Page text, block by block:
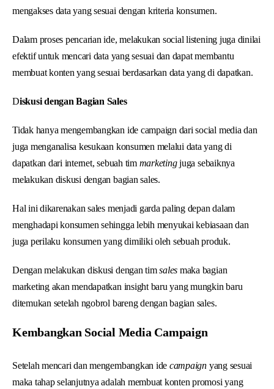
mengakses data yang sesuai dengan kriteria konsumen.
Dalam proses pencarian ide, melakukan social listening juga dinilai
efektif untuk mencari data yang sesuai dan dapat membantu
membuat konten yang sesuai berdasarkan data yang di dapatkan.
Diskusi dengan Bagian Sales
Tidak hanya mengembangkan ide campaign dari social media dan
juga menganalisa kesukaan konsumen melalui data yang di
dapatkan dari internet, sebuah tim marketingjuga sebaiknya
melakukan diskusi dengan bagian sales.
Hal ini dikarenakan sales menjadi garda paling depan dalam
menghadapi konsumen sehingga lebih menyukai kebiasaan dan
juga perilaku konsumen yang dimiliki oleh sebuah produk.
Dengan melakukan diskusi dengan timsales maka bagian
marketing akan mendapatkan insight baru yang mungkin baru
ditemukan setelah ngobrol bareng dengan bagian sales.
Kembangkan Social Media Campaign
Setelah mencari dan mengembangkan ide campaignyang sesuai
maka tahap selanjutnya adalah membuat konten promosi yang